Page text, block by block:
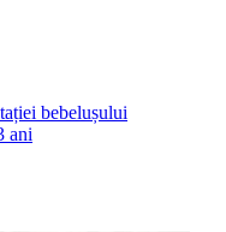
bebelușului
ani